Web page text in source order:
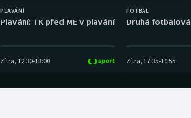
Plážový volejbal
PLAVÁNÍ
Plavání: TK před ME v plavání
Zítra, 12:30-13:00
FOTBAL
Druhá
Zítra, 17:35-19:55